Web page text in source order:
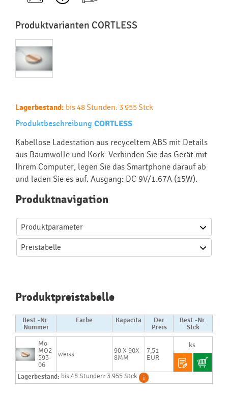
Produktvarianten CORTLESS
Lagerbestand: bis 48 Stunden: 3 955 Stck
Produktbeschreibung CORTLESS
Kabellose Ladestation aus recyceltem ABS mit Details
aus Baumwolle und Kork. Verbinden Sie das Gerät mit
Ihrem Computer, legen Sie das Smartphone darauf ab
und laden Sie es auf. Ausgang: DC 9V/1.67A (15W).
Produktnavigation
Produktparameter
Preistabelle
Produktpreistabelle
Best.-Nr.
Nummer
Farbe Kapacita
Der
Preis
Best.-Nr.
Stck
Mo
MO2
593-
06
weiss
90 X 90X
8MM
7,51
EUR
Lagerbestand: bis 48 Stunden: 3 955 Stck